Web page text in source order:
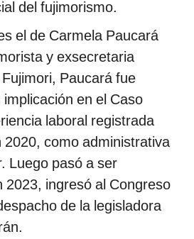
del fujimorismo.
el de Carmela Paucará
y exsecretaria
Paucará fue
en el Caso
laboral registrada
2020, como administrativa
Luego pasó a ser
2023, ingresó al Congreso
de la legisladora